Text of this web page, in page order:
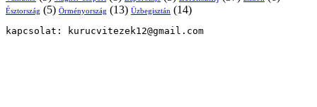
Észtország (5) Örményország (13) Üzbegisztán (14)
kapcsolat: kurucvitezek12@gmail.com